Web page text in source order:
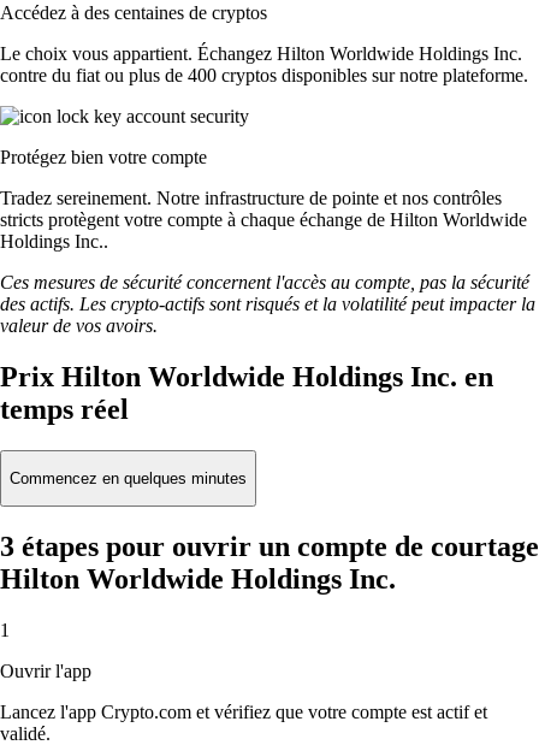
Accédez à des centaines de cryptos
Le choix vous appartient. Échangez Hilton Worldwide Holdings Inc.
contre du fiat ou plus de 400 cryptos disponibles sur notre plateforme.
Protégez bien votre compte
Tradez sereinement. Notre infrastructure de pointe et nos contrôles
stricts protègent votre compte à chaque échange de Hilton Worldwide
Holdings Inc..
Ces mesures de sécurité concernent l'accès au compte, pas la sécurité
des actifs. Les crypto-actifs sont risqués et la volatilité peut impacter la
valeur de vos avoirs.
Prix Hilton Worldwide Holdings Inc. en
temps réel
Commencez en quelques minutes
3 étapes pour ouvrir un compte de courtage
Hilton Worldwide Holdings Inc.
1
Ouvrir l'app
Lancez l'app Crypto.com et vérifiez que votre compte est actif et
validé.